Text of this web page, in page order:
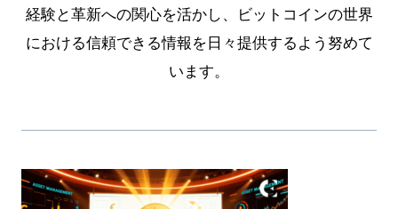
経験と革新への関心を活かし、ビットコインの世界
における信頼できる情報を日々提供するよう努めて
います。